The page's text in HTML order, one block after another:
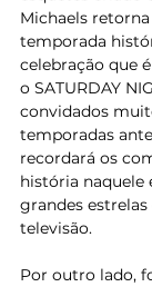
Michaels
temporada
celebração que
o SATURDAY
convidados
temporadas
recordará os
história naquele
grandes
televisão.
Por outro lado,